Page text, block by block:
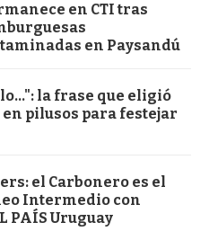
en CTI tras
en Paysandú
la frase que eligió
pilusos para festejar
el Carbonero es el
Intermedio con
PAÍS Uruguay